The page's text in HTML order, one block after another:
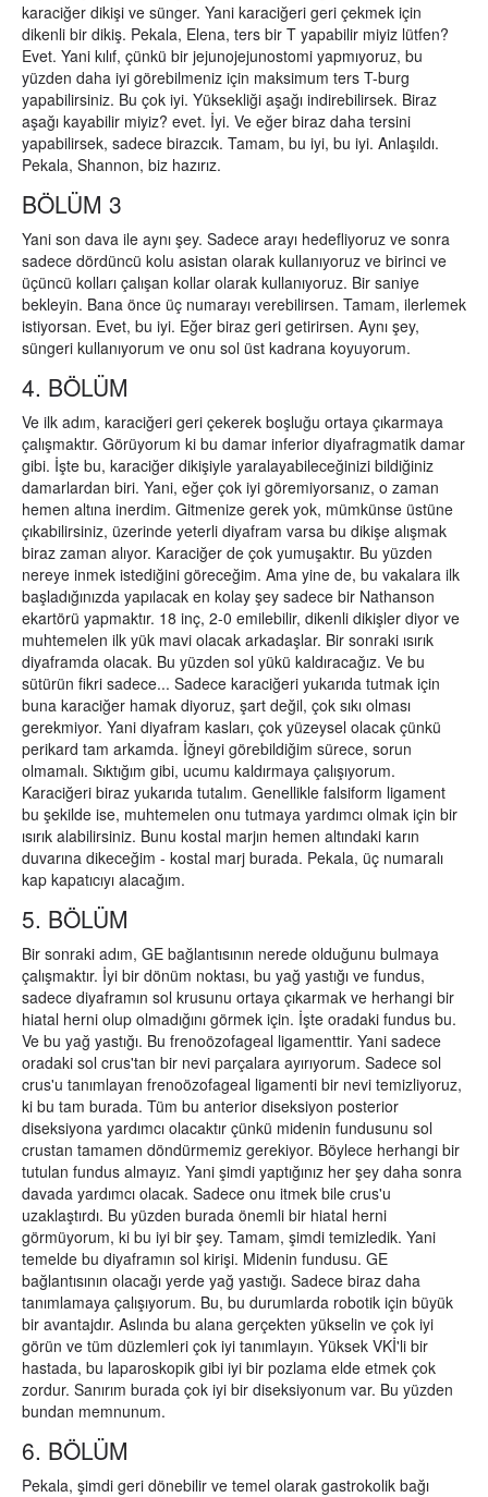
karaciğer dikişi ve sünger. Yani karaciğeri geri çekmek için
dikenli bir dikiş. Pekala, Elena, ters bir T yapabilir miyiz lütfen?
Evet. Yani kılıf, çünkü bir jejunojejunostomi yapmıyoruz, bu
yüzden daha iyi görebilmeniz için maksimum ters T-burg
yapabilirsiniz. Bu çok iyi. Yüksekliği aşağı indirebilirsek. Biraz
aşağı kayabilir miyiz? evet. İyi. Ve eğer biraz daha tersini
yapabilirsek, sadece birazcık. Tamam, bu iyi, bu iyi. Anlaşıldı.
Pekala, Shannon, biz hazırız.
BÖLÜM 3
Yani son dava ile aynı şey. Sadece arayı hedefliyoruz ve sonra
sadece dördüncü kolu asistan olarak kullanıyoruz ve birinci ve
üçüncü kolları çalışan kollar olarak kullanıyoruz. Bir saniye
bekleyin. Bana önce üç numarayı verebilirsen. Tamam, ilerlemek
istiyorsan. Evet, bu iyi. Eğer biraz geri getirirsen. Aynı şey,
süngeri kullanıyorum ve onu sol üst kadrana koyuyorum.
4. BÖLÜM
Ve ilk adım, karaciğeri geri çekerek boşluğu ortaya çıkarmaya
çalışmaktır. Görüyorum ki bu damar inferior diyafragmatik damar
gibi. İşte bu, karaciğer dikişiyle yaralayabileceğinizi bildiğiniz
damarlardan biri. Yani, eğer çok iyi göremiyorsanız, o zaman
hemen altına inerdim. Gitmenize gerek yok, mümkünse üstüne
çıkabilirsiniz, üzerinde yeterli diyafram varsa bu dikişe alışmak
biraz zaman alıyor. Karaciğer de çok yumuşaktır. Bu yüzden
nereye inmek istediğini göreceğim. Ama yine de, bu vakalara ilk
başladığınızda yapılacak en kolay şey sadece bir Nathanson
ekartörü yapmaktır. 18 inç, 2-0 emilebilir, dikenli dikişler diyor ve
muhtemelen ilk yük mavi olacak arkadaşlar. Bir sonraki ısırık
diyaframda olacak. Bu yüzden sol yükü kaldıracağız. Ve bu
sütürün fikri sadece... Sadece karaciğeri yukarıda tutmak için
buna karaciğer hamak diyoruz, şart değil, çok sıkı olması
gerekmiyor. Yani diyafram kasları, çok yüzeysel olacak çünkü
perikard tam arkamda. İğneyi görebildiğim sürece, sorun
olmamalı. Sıktığım gibi, ucumu kaldırmaya çalışıyorum.
Karaciğeri biraz yukarıda tutalım. Genellikle falsiform ligament
bu şekilde ise, muhtemelen onu tutmaya yardımcı olmak için bir
ısırık alabilirsiniz. Bunu kostal marjın hemen altındaki karın
duvarına dikeceğim - kostal marj burada. Pekala, üç numaralı
kap kapatıcıyı alacağım.
5. BÖLÜM
Bir sonraki adım, GE bağlantısının nerede olduğunu bulmaya
çalışmaktır. İyi bir dönüm noktası, bu yağ yastığı ve fundus,
sadece diyaframın sol krusunu ortaya çıkarmak ve herhangi bir
hiatal herni olup olmadığını görmek için. İşte oradaki fundus bu.
Ve bu yağ yastığı. Bu frenoözofageal ligamenttir. Yani sadece
oradaki sol crus'tan bir nevi parçalara ayırıyorum. Sadece sol
crus'u tanımlayan frenoözofageal ligamenti bir nevi temizliyoruz,
ki bu tam burada. Tüm bu anterior diseksiyon posterior
diseksiyona yardımcı olacaktır çünkü midenin fundusunu sol
crustan tamamen döndürmemiz gerekiyor. Böylece herhangi bir
tutulan fundus almayız. Yani şimdi yaptığınız her şey daha sonra
davada yardımcı olacak. Sadece onu itmek bile crus'u
uzaklaştırdı. Bu yüzden burada önemli bir hiatal herni
görmüyorum, ki bu iyi bir şey. Tamam, şimdi temizledik. Yani
temelde bu diyaframın sol kirişi. Midenin fundusu. GE
bağlantısının olacağı yerde yağ yastığı. Sadece biraz daha
tanımlamaya çalışıyorum. Bu, bu durumlarda robotik için büyük
bir avantajdır. Aslında bu alana gerçekten yükselin ve çok iyi
görün ve tüm düzlemleri çok iyi tanımlayın. Yüksek VKİ'li bir
hastada, bu laparoskopik gibi iyi bir pozlama elde etmek çok
zordur. Sanırım burada çok iyi bir diseksiyonum var. Bu yüzden
bundan memnunum.
6. BÖLÜM
Pekala, şimdi geri dönebilir ve temel olarak gastrokolik bağı